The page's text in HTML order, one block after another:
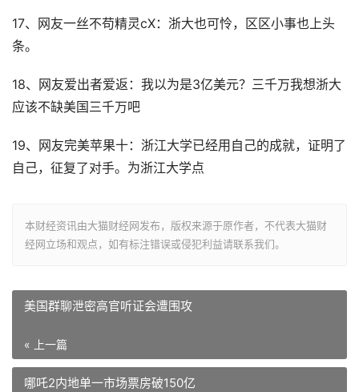
17、网友一丝不苟精灵cX：浙大也可怜，区区小事也上头
条。
18、网友爱出者爱返：我以为是3亿美元？三千万我想浙大
应该不缺美国三千万吧
19、网友完美苹果十：浙江大学已经用自己的成就，证明了
自己，征复了对手。为浙江大学点
本财经资讯由大猫财经网发布，版权来源于原作者，不代表大猫财
经网立场和观点，如有标注错误或侵犯利益请联系我们。
美国群聊泄密高官听证会遭围攻
« 上一篇
哪吒2内地单一市场票房破150亿